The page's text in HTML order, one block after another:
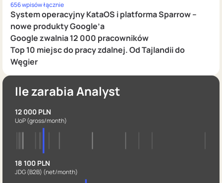
656 wpisów łącznie
System operacyjny KataOS i platforma Sparrow –
nowe produkty Google’a
Google zwalnia 12 000 pracowników
Top 10 miejsc do pracy zdalnej. Od Tajlandii do
Węgier
Ile zarabia Analyst
12 000 PLN
UoP(gross/month)
18 100 PLN
JDG (B2B) (net/month)